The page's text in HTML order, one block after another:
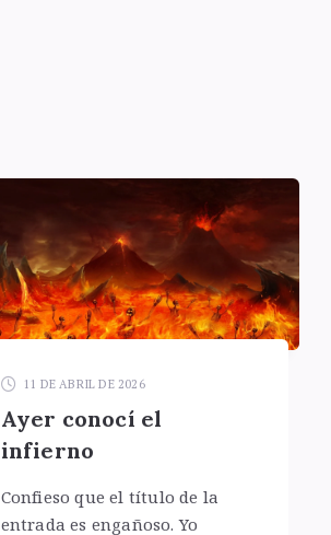
11 DE ABRIL DE 2026
Ayer conocí el
infierno
Confieso que el título de la
entrada es engañoso. Yo